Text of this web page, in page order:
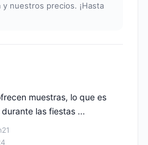
nuestros precios. ¡Hasta
muestras, lo que es
las fiestas ...